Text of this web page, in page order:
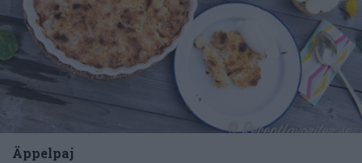
Äppelpaj